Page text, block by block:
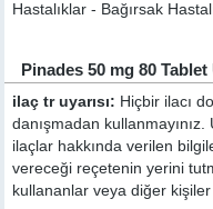
Hastalıklar - Bağırsak
Pinades 50 mg 80 Tablet
ilaç tr uyarısı: Hiçbir ilacı
danışmadan
ilaçlar hakkında verilen
vereceği reçetenin yerini
kullananlar veya diğer